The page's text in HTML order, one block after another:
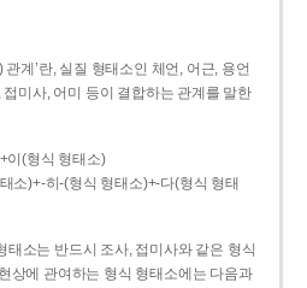
계’란, 실질 형태소인 체언, 어근, 용언
미사, 어미 등이 결합하는 관계를 말한
이(형식 형태소)
소)+­-히­-(형식 형태소)+-다(형식 형태
태소는 반드시 조사, 접미사와 같은 형식
상에 관여하는 형식 형태소에는 다음과